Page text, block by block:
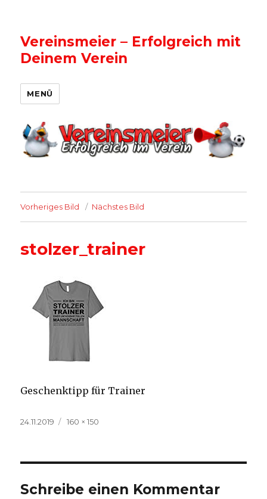
Vereinsmeier – Erfolgreich mit
Deinem Verein
MENÜ
Vorheriges Bild Nächstes Bild
stolzer_trainer
Geschenktipp für Trainer
Veröffentlicht
24.11.2019
Volle
160 × 150
Schreibe einen Kommentar